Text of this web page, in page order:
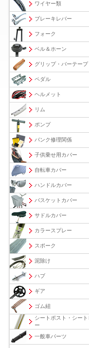
ワイヤー類
ブレーキレバー
フォーク
ベル＆ホーン
グリップ・バーテープ
ペダル
ヘルメット
リム
ポンプ
パンク修理関係
子供乗せ用カバー
自転車カバー
ハンドルカバー
バスケットカバー
サドルカバー
カラースプレー
スポーク
泥除け
ハブ
ギア
ゴム紐
シートポスト・シート
ー
一般車パーツ